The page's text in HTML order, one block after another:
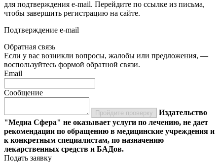
для подтверждения e-mail. Перейдите по ссылке из письма,
чтобы завершить регистрацию на сайте.
Подтверждение e-mail
Обратная связь
Если у вас возникли вопросы, жалобы или предложения, —
воспользуйтесь формой обратной связи.
Email
Сообщение
Пройдите проверку
Издательство
"Медиа Сфера" не оказывает услуги по лечению, не дает
рекомендации по обращению в медицинские учреждения и
к конкретным специалистам, по назначению
лекарственных средств и БАДов.
Подать заявку